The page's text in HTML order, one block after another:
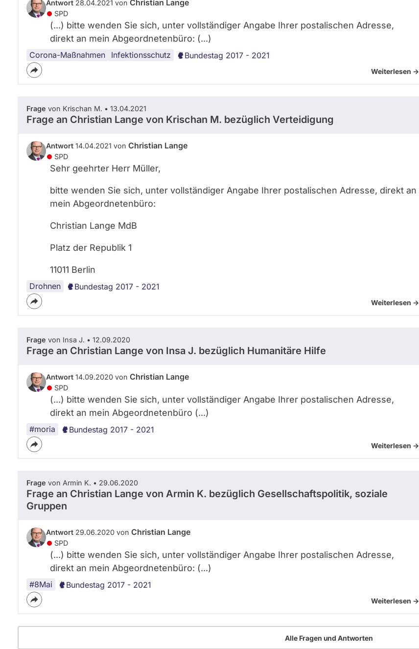
Antwort 28.04.2021 von Christian Lange
SPD
(...) bitte wenden Sie sich, unter vollständiger Angabe Ihrer postalischen Adresse,
direkt an mein Abgeordnetenbüro: (...)
Corona-Maßnahmen Infektionsschutz Bundestag 2017 - 2021
Weiterlesen ->
Frage von Krischan M. • 13.04.2021
Frage an Christian Lange von Krischan M. bezüglich Verteidigung
Antwort 14.04.2021 von Christian Lange
SPD
Sehr geehrter Herr Müller,
bitte wenden Sie sich, unter vollständiger Angabe Ihrer postalischen Adresse, direkt an
mein Abgeordnetenbüro:
Christian Lange MdB
Platz der Republik 1
11011 Berlin
Drohnen Bundestag 2017 - 2021
Weiterlesen ->
Frage von Insa J. • 12.09.2020
Frage an Christian Lange von Insa J. bezüglich Humanitäre Hilfe
Antwort 14.09.2020 von Christian Lange
SPD
(...) bitte wenden Sie sich, unter vollständiger Angabe Ihrer postalischen Adresse,
direkt an mein Abgeordnetenbüro (...)
#moria Bundestag 2017 - 2021
Weiterlesen ->
Frage von Armin K. • 29.06.2020
Frage an Christian Lange von Armin K. bezüglich Gesellschaftspolitik, soziale
Gruppen
Antwort 29.06.2020 von Christian Lange
SPD
(...) bitte wenden Sie sich, unter vollständiger Angabe Ihrer postalischen Adresse,
direkt an mein Abgeordnetenbüro: (...)
#8Mai Bundestag 2017 - 2021
Weiterlesen ->
Alle Fragen und Antworten